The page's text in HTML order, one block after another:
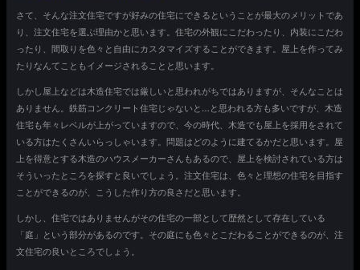
さて、そんな注文住宅ですが好みの住宅にできるということが最大のメリットであ
り、注文住宅を選ぶ理由かと思います。住宅の外観にこだわったり、内装にこだわ
ったり、間取りを色々と自由にカスタマイズすることができます。屋上を作ってみ
たりなんてこともイメージされることと思います。
しかし屋上などは木造住宅では厳しいと思われがちではありますが、そんなことは
ありません。鉄筋コンクリート住宅じゃないと…と思われる方も多いですが、木造
住宅も年々レベルが上がっていますので、今の時代、木造でも屋上を採用をされて
いる方はたくさんいらっしゃいます。問題はどのように建てるかだと思います。屋
上を得意とする木造のハウスメーカーさんもあるので、屋上を検討されている方は
そういったところを探すと良いでしょう。注文住宅は、色々と理想の住宅を目指す
ことができるのが、こうした作り方の良さだと思います。
しかし、住宅ではありませんがその住宅の一部として歴然として存在している
「庭」という部分があるのです。その庭にも色々とこだわることができるのが、注
文住宅の良いところでしょう。